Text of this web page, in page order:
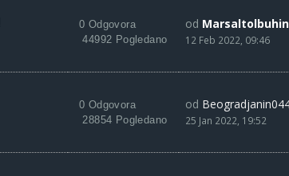
0 Odgovora
44992 Pogledano
od Marsaltolbuhin
12 Feb 2022, 09:46
0 Odgovora
28854 Pogledano
od
25 Jan 2022, 19:52